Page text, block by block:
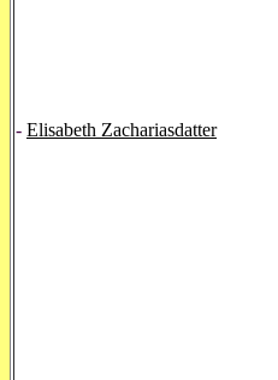
- Elisabeth Zachariasdatter